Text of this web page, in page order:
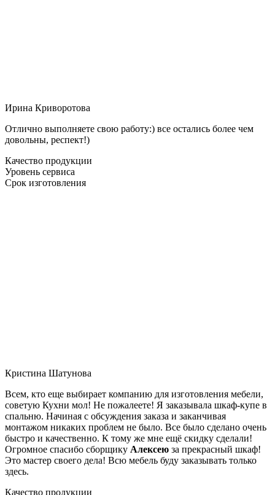
Ирина Криворотова
Отлично выполняете свою работу:) все остались более чем
довольны, респект!)
Качество продукции
Уровень сервиса
Срок изготовления
Кристина Шатунова
Всем, кто еще выбирает компанию для изготовления мебели,
советую Кухни мол! Не пожалеете! Я заказывала шкаф-купе в
спальню. Начиная с обсуждения заказа и заканчивая
монтажом никаких проблем не было. Все было сделано очень
быстро и качественно. К тому же мне ещё скидку сделали!
Огромное спасибо сборщику Алексею за прекрасный шкаф!
Это мастер своего дела! Всю мебель буду заказывать только
здесь.
Качество продукции